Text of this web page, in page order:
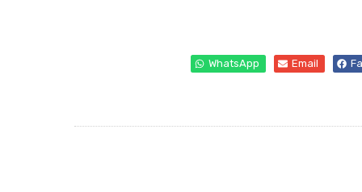
WhatsApp Email